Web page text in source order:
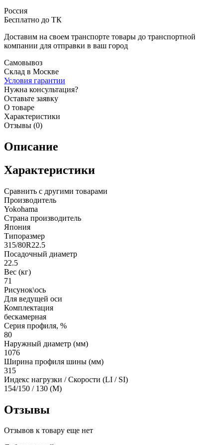
Россия
Бесплатно до ТК
Доставим на своем транспорте товары до транспортной
компании для отправки в ваш город
Самовывоз
Склад в Москве
Условия гарантии
Нужна консультация?
Оставьте заявку
О товаре
Характеристики
Отзывы (0)
Описание
Характеристики
Сравнить с другими товарами
Производитель
Yokohama
Страна производитель
Япония
Типоразмер
315/80R22.5
Посадочный диаметр
22.5
Вес (кг)
71
Рисунок\ось
Для ведущей оси
Комплектация
бескамерная
Серия профиля, %
80
Наружный диаметр (мм)
1076
Ширина профиля шины (мм)
315
Индекс нагрузки / Скорости (LI / SI)
154/150 / 130 (M)
Отзывы
Отзывов к товару еще нет